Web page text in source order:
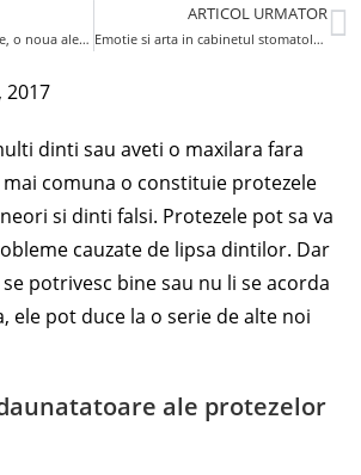
Implantium si Superline, o noua alegere pentru pacienti
ARTICOL URMATOR
Emotie si arta in cabinetul stomatologic
2017
dinti sau aveti o maxilara fara
comuna o constituie protezele
si dinti falsi. Protezele pot sa va
cauzate de lipsa dintilor. Dar
potrivesc bine sau nu li se acorda
ele pot duce la o serie de alte noi
ale protezelor